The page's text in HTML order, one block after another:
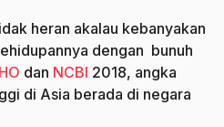
heran akalau kebanyakan
dengan bunuh
dan NCBI 2018, angka
di Asia berada di negara